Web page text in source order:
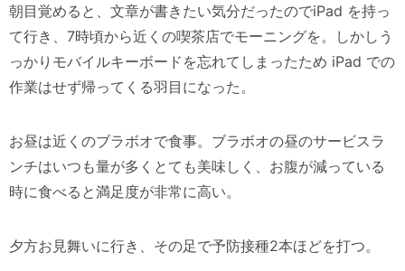
朝目覚めると、文章が書きたい気分だったのでiPad を持っ
て行き、7時頃から近くの喫茶店でモーニングを。しかしう
っかりモバイルキーボードを忘れてしまったため iPad での
作業はせず帰ってくる羽目になった。
お昼は近くのブラボオで食事。ブラボオの昼のサービスラ
ンチはいつも量が多くとても美味しく、お腹が減っている
時に食べると満足度が非常に高い。
夕方お見舞いに行き、その足で予防接種2本ほどを打つ。